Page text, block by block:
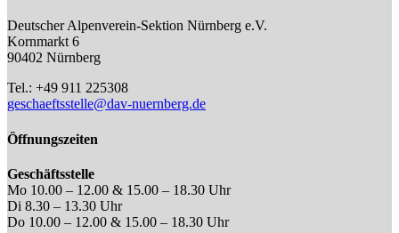
Deutscher Alpenverein-Sektion Nürnberg e.V.
Kornmarkt 6
90402 Nürnberg
Tel.: +49 911 225308
geschaeftsstelle@dav-nuernberg.de
Öffnungszeiten
Geschäftsstelle
Mo 10.00 – 12.00 & 15.00 – 18.30 Uhr
Di 8.30 – 13.30 Uhr
Do 10.00 – 12.00 & 15.00 – 18.30 Uhr